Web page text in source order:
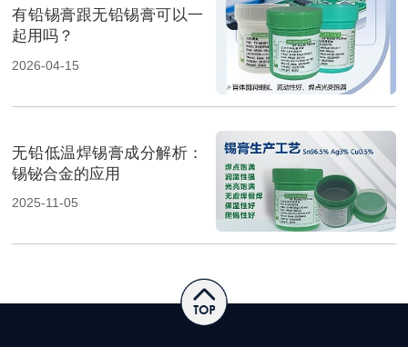
有铅锡膏跟无铅锡膏可以一
起用吗？
2026-04-15
无铅低温焊锡膏成分解析：
锡铋合金的应用
2025-11-05